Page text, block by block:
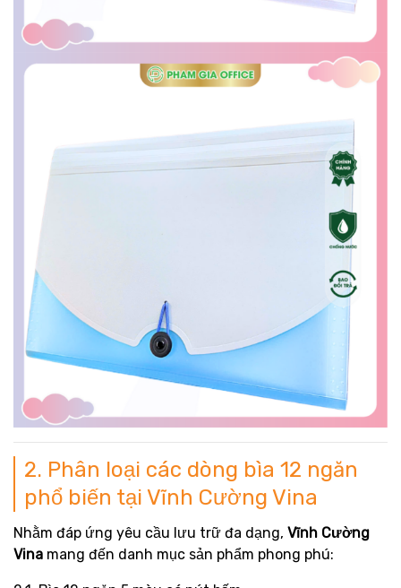
2. Phân loại các dòng bìa 12 ngăn
phổ biến tại Vĩnh Cường Vina
Nhằm đáp ứng yêu cầu lưu trữ đa dạng, Vĩnh Cường
Vina mang đến danh mục sản phẩm phong phú: